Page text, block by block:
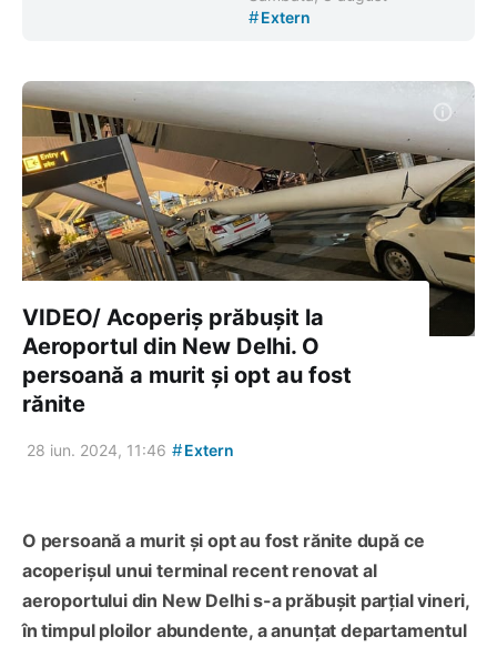
#Extern
VIDEO/ Acoperiș prăbușit la
Aeroportul din New Delhi. O
persoană a murit și opt au fost
rănite
28 iun. 2024, 11:46 #Extern
O persoană a murit și opt au fost rănite după ce
acoperișul unui terminal recent renovat al
aeroportului din New Delhi s-a prăbușit parțial vineri,
în timpul ploilor abundente, a anunțat departamentul